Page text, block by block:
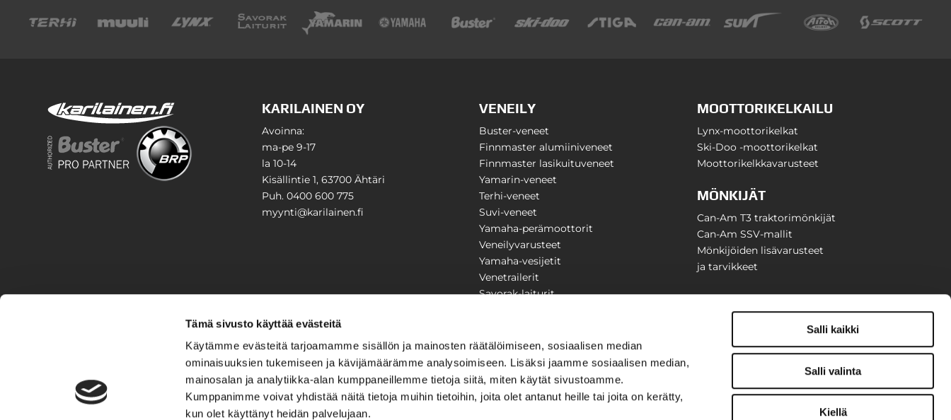
Tämä sivusto käyttää evästeitä
Käytämme evästeitä tarjoamamme sisällön ja mainosten räätälöimiseen, sosiaalisen median
ominaisuuksien tukemiseen ja kävijämäärämme analysoimiseen. Lisäksi jaamme sosiaalisen median,
mainosalan ja analytiikka-alan kumppaneillemme tietoja siitä, miten käytät sivustoamme.
Kumppanimme voivat yhdistää näitä tietoja muihin tietoihin, joita olet antanut heille tai joita on kerätty,
kun olet käyttänyt heidän palvelujaan.
Salli kaikki
Salli valinta
Kiellä
KARILAINEN OY
Avoinna:
ma-pe 9-17
la 10-14
Kisällintie 1, 63700 Ähtäri
Puh. 0400 600 775
myynti@karilainen.fi
VENEILY
Buster-veneet
Finnmaster alumiiniveneet
Finnmaster lasikuituveneet
Yamarin-veneet
Terhi-veneet
Suvi-veneet
Yamaha-perämoottorit
Veneilyvarusteet
Yamaha-vesijetit
Venetrailerit
Savorak-laiturit
MOOTTORIKELKAILU
Lynx-moottorikelkat
Ski-Doo -moottorikelkat
Moottorikelkkavarusteet
MÖNKIJÄT
Can-Am T3 traktorimönkijät
Can-Am SSV-mallit
Mönkijöiden lisävarusteet
ja tarvikkeet
PIHA & PUUTARHA
Stiga
VAIHTOLAITTEET
Veneet
Kelkat ja mönkijät
Yritysesittely
Yhteystiedot
Huolto ja korjaamo
Ajankohtaista